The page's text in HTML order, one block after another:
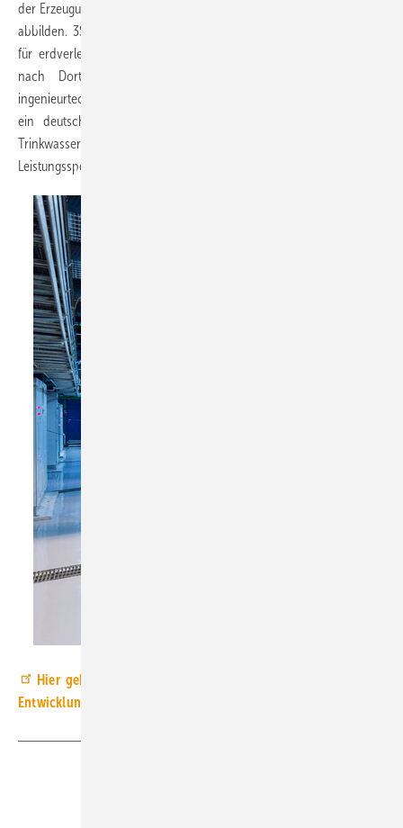
der Erzeugung über die Umwandlung und Verteilung bis zur Nutzung
abbilden. 3S Antriebe bringt außerdem elektrische Antriebssysteme
für erdverlegte Armaturen in Wasser-, Gas- und Fernwärmenetzen
nach Dortmund. Darüber hinaus wird 3S Consult eigene
ingenieurtechnische Softwareprodukte zeigen. Auch EBERO FAB West,
ein deutschlandweit agierender Infrastrukturexperte für Energie,
Trinkwasser und Breitbandausbau präsentiert sein umfangreiches
Leistungsspektrum.
Hiergeht’s zu allen wichtigen Informationen, Updates und
Entwicklung rund um die HEATEXPO